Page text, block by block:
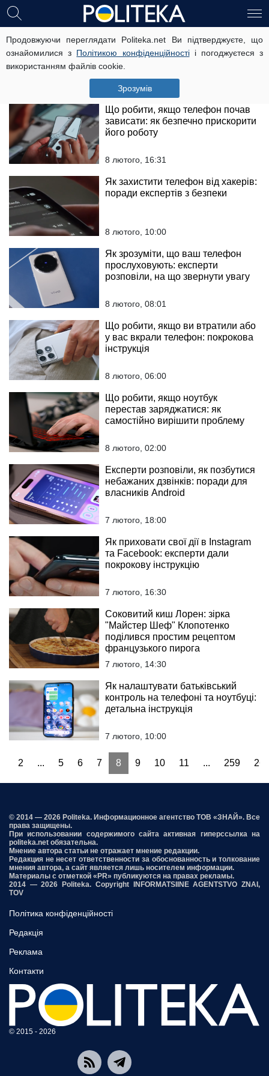
Продовжуючи переглядати Politeka.net Ви підтверджуєте, що
ознайомилися з Політикою конфіденційностіі погоджуєтеся з
використанням файлів cookie.
Зрозумів
Як знайти вимкнений телефон:
найпростіші та найшвидші
способи
8 лютого, 18:00
Що робити, якщо телефон почав
зависати: як безпечно прискорити
його роботу
8 лютого, 16:31
Як захистити телефон від хакерів:
поради експертів з безпеки
8 лютого, 10:00
Як зрозуміти, що ваш телефон
прослуховують: експерти
розповіли, на що звернути увагу
8 лютого, 08:01
Що робити, якщо ви втратили або
у вас вкрали телефон: покрокова
інструкція
8 лютого, 06:00
Що робити, якщо ноутбук
перестав заряджатися: як
самостійно вирішити проблему
8 лютого, 02:00
Експерти розповіли, як позбутися
небажаних дзвінків: поради для
власників Android
7 лютого, 18:00
Як приховати свої дії в Instagram
та Facebook: експерти дали
покрокову інструкцію
7 лютого, 16:30
Соковитий киш Лорен: зірка
"Майстер Шеф" Клопотенко
поділився простим рецептом
французького пирога
7 лютого, 14:30
Як налаштувати батьківський
контроль на телефоні та ноутбуці:
детальна інструкція
7 лютого, 10:00
2 ... 5 6 7 8 9 10 11 ... 259
© 2014 — 2026 Politeka. Информационное агентство ТОВ «ЗНАЙ». Все
права защищены.
При использовании содержимого сайта активная гиперссылка на
politeka.net обязательна.
Мнение автора статьи не отражает мнение редакции.
Редакция не несет ответственности за обоснованность и толкование
мнения автора, а сайт является лишь носителем информации.
Материалы с отметкой «PR» публикуются на правах рекламы.
2014 — 2026 Politeka. Copyright INFORMATSIINE AGENTSTVO ZNAI,
TOV
Політика конфіденційності
Редакція
Реклама
Контакти
© 2015 - 2026